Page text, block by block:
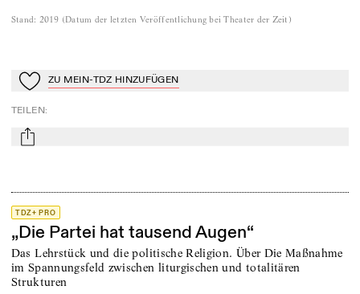
Stand: 2019 (Datum der letzten Veröffentlichung bei Theater der Zeit )
Zu Mein-TdZ hinzufügen
ZU MEIN-TDZ HINZUFÜGEN
TEILEN:
mail
TDZ+ PRO
„Die Partei hat tausend Augen“
Das Lehrstück und die politische Religion. Über Die Maßnahme
im Spannungsfeld zwischen liturgischen und totalitären
Strukturen